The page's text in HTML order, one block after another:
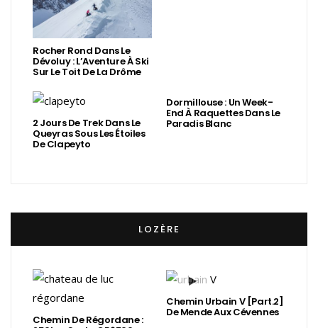
Rocher Rond Dans Le
Dévoluy : L’Aventure À Ski
Sur Le Toit De La Drôme
2 Jours De Trek Dans Le
Queyras Sous Les Étoiles
De Clapeyto
Dormillouse : Un Week-
End À Raquettes Dans Le
Paradis Blanc
LOZÈRE
Chemin De Régordane :
Chemin Urbain V [Part.2]
De Mende Aux Cévennes